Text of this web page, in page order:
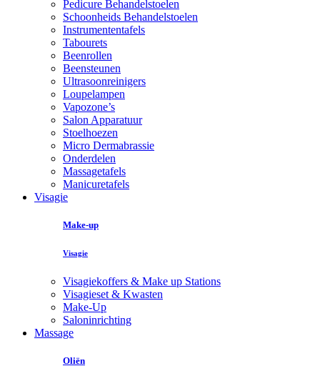
Pedicure Behandelstoelen
Schoonheids Behandelstoelen
Instrumententafels
Tabourets
Beenrollen
Beensteunen
Ultrasoonreinigers
Loupelampen
Vapozone’s
Salon Apparatuur
Stoelhoezen
Micro Dermabrassie
Onderdelen
Massagetafels
Manicuretafels
Visagie
Make-up
Visagie
Visagiekoffers & Make up Stations
Visagieset & Kwasten
Make-Up
Saloninrichting
Massage
Oliën